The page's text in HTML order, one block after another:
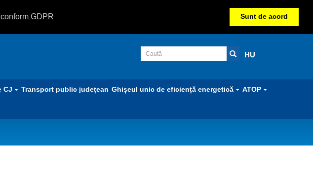
GDPR Sunt de acord
HU
CJ Transport public județean Ghișeul unic de eficiență energetică ATOP